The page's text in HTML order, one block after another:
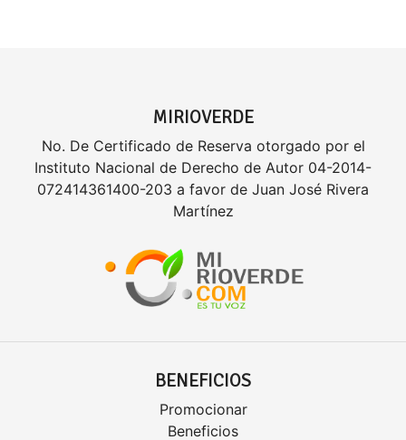
MIRIOVERDE
No. De Certificado de Reserva otorgado por el
Instituto Nacional de Derecho de Autor 04-2014-
072414361400-203 a favor de Juan José Rivera
Martínez
BENEFICIOS
Promocionar
Beneficios